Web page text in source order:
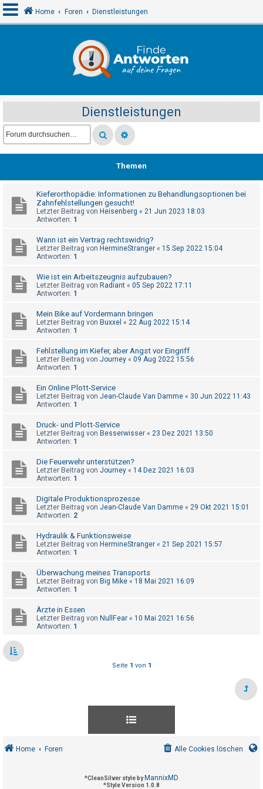
e
l
d
e
R
e
i
s
e
r
n
U
n
b
e
n
t
o
r
t
e
e
T
h
e
e
n
i
v
Home Foren Dienstleistungen
Dienstleistungen
Themen
Kieferorthopädie: Informationen zu Behandlungsoptionen bei
Zahnfehlstellungen gesucht!
Letzter Beitrag von Heisenberg « 21 Jun 2023 18:03
Antworten: 1
Wann ist ein Vertrag rechtswidrig?
Letzter Beitrag von HermineStranger « 15 Sep 2022 15:04
Antworten: 1
Wie ist ein Arbeitszeugnis aufzubauen?
Letzter Beitrag von Radiant « 05 Sep 2022 17:11
Antworten: 1
Mein Bike auf Vordermann bringen
Letzter Beitrag von Buxxel « 22 Aug 2022 15:14
Antworten: 1
Fehlstellung im Kiefer, aber Angst vor Eingriff
Letzter Beitrag von Journey « 09 Aug 2022 15:56
Antworten: 1
Ein Online Plott-Service
Letzter Beitrag von Jean-Claude Van Damme « 30 Jun 2022 11:43
Antworten: 1
Druck- und Plott-Service
Letzter Beitrag von Besserwisser « 23 Dez 2021 13:50
Antworten: 1
Die Feuerwehr unterstützen?
Letzter Beitrag von Journey « 14 Dez 2021 16:03
Antworten: 1
Digitale Produktionsprozesse
Letzter Beitrag von Jean-Claude Van Damme « 29 Okt 2021 15:01
Antworten: 2
Hydraulik & Funktionsweise
Letzter Beitrag von HermineStranger « 21 Sep 2021 15:57
Antworten: 1
Überwachung meines Transports
Letzter Beitrag von Big Mike « 18 Mai 2021 16:09
Antworten: 1
Ärzte in Essen
Letzter Beitrag von NullFear « 10 Mai 2021 16:56
Antworten: 1
Seite 1 von 1
Home Foren Alle Cookies löschen
*CleanSilver style by MannixMD
*Style Version 1.0.8